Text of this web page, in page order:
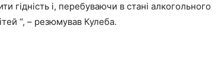
гідність і, перебуваючи в стані алкогольного
“, – резюмував Кулеба.